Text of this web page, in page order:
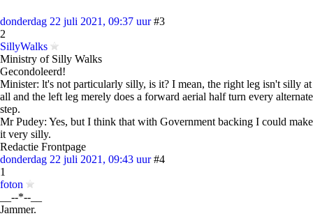
donderdag 22 juli 2021, 09:37 uur #3
2
SillyWalks
Ministry of Silly Walks
Gecondoleerd!
Minister: lt's not particularly silly, is it? I mean, the right leg isn't silly at
all and the left leg merely does a forward aerial half turn every alternate
step.
Mr Pudey: Yes, but I think that with Government backing I could make
it very silly.
Redactie Frontpage
donderdag 22 juli 2021, 09:43 uur #4
1
foton
__--*--__
Jammer.